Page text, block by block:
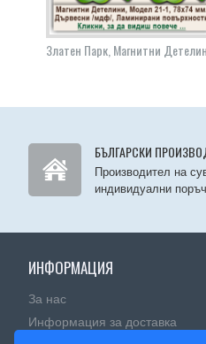
БЪЛГАРСКИ
Производител на
индивидуални
ИНФОРМАЦИЯ
За нас
Информация за доставка